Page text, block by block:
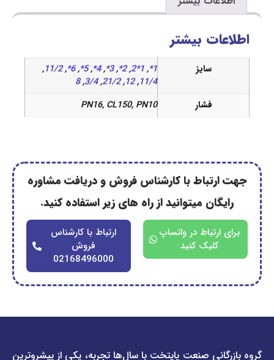
بیشتر
1*
,
,
4*
,
5*
,
6*
,
11/2
,
21/2
,
3/4
,
8
PN16, CL150, PN10
با کارشناس فروش و دریافت مشاوره
میتوانید از راه های زیر استفاده کنید.
ارتباط با کارشناس
02168496000
در واتساپ
کلیک کنید
صنعت پایتخت با سال‌ها تجربه، یکی از پیشروترین
دسترسی
دسترسی